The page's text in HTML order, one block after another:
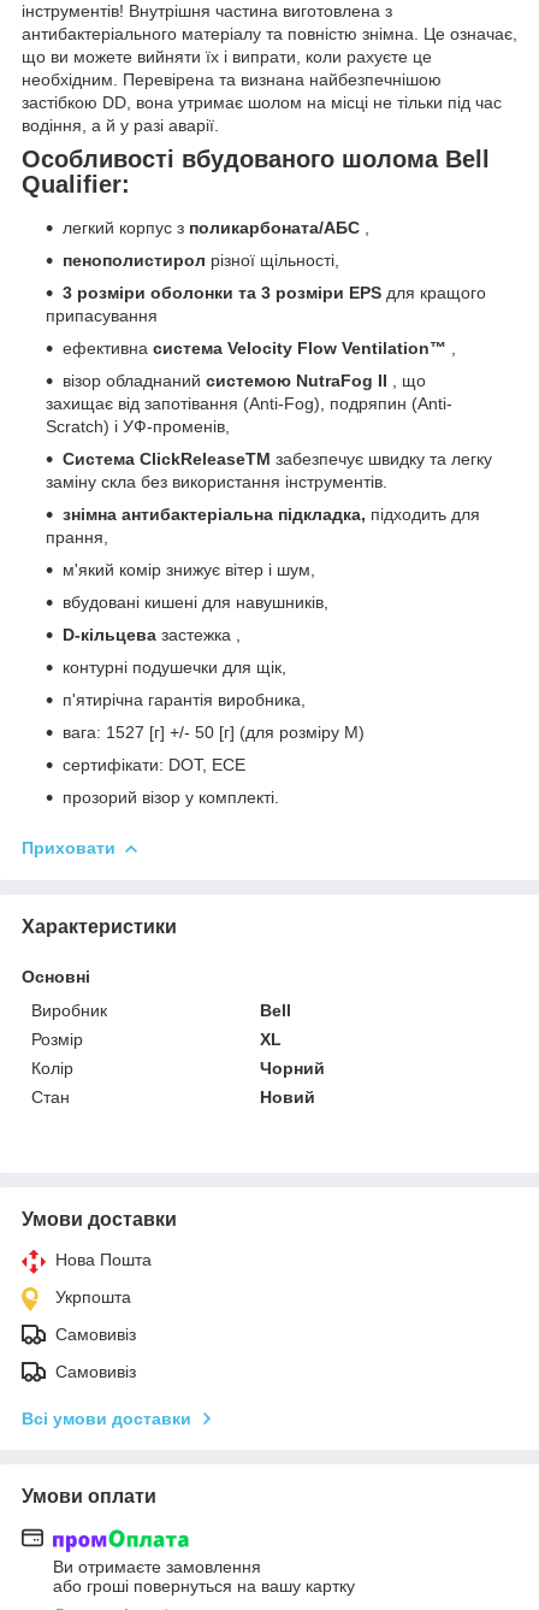
інструментів! Внутрішня частина виготовлена з
антибактеріального матеріалу та повністю знімна. Це означає,
що ви можете вийняти їх і випрати, коли рахуєте це
необхідним. Перевірена та визнана найбезпечнішою
застібкою DD, вона утримає шолом на місці не тільки під час
водіння, а й у разі аварії.
Особливості вбудованого шолома Bell
Qualifier:
легкий корпус з поликарбоната/АБС
пенополистирол різної щільності,
3 розміри оболонки та 3 розміри EPS для кращого
припасування
ефективна система Velocity Flow Ventilation™
візор обладнаний системою NutraFog II , що
захищає від запотівання (Anti-Fog), подряпин (Anti-
Scratch) і УФ-променів,
Система ClickReleaseTM забезпечує швидку та легку
заміну скла без використання інструментів.
знімна антибактеріальна підкладка, підходить для
прання,
м'який комір знижує вітер і шум,
вбудовані кишені для навушників,
D-кільцева застежка ,
контурні подушечки для щік,
п'ятирічна гарантія виробника,
вага: 1527 [г] +/- 50 [г] (для розміру М)
сертифікати: DOT, ECE
прозорий візор у комплекті.
Приховати
Характеристики
Основні
Виробник
Bell
Розмір
XL
Колір
Чорний
Стан
Новий
Умови доставки
Нова Пошта
Укрпошта
Самовивіз
Самовивіз
Всі умови доставки
Умови оплати
Ви отримаєте замовлення
або гроші повернуться на вашу картку